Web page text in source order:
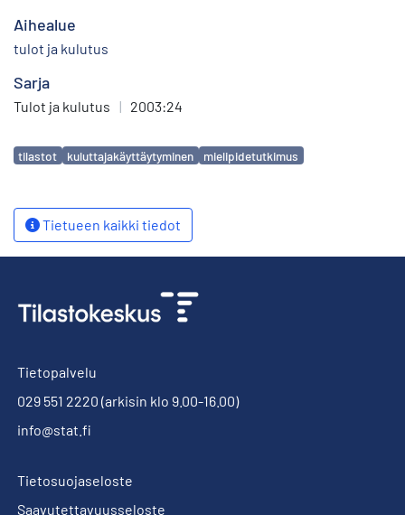
Aihealue
tulot ja kulutus
Sarja
Tulot ja kulutus | 2003:24
Avainsanat
tilastot kuluttajakäyttäytyminen mielipidetutkimus
Tietueen kaikki tiedot
Tietopalvelu
029 551 2220 (arkisin klo 9.00-16.00)
info@stat.fi
Tietosuojaseloste
Saavutettavuusseloste